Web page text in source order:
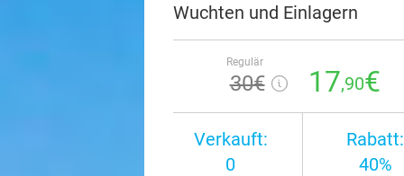
Wuchten und Einlagern
Regulär
30€ 17,90€
Verkauft:
0
Rabatt:
40%